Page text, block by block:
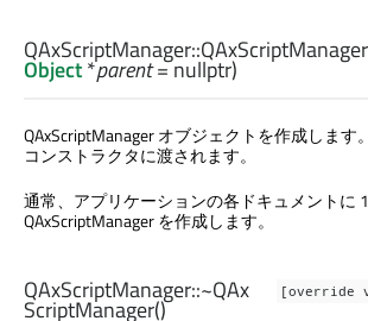
QAxScriptManager::QAxScriptManager
Object*parent= nullptr)
QAxScriptManager オブジェクトを作成します。
コンストラクタに渡されます。
通常、アプリケーションの各ドキュメントに
QAxScriptManager を作成します。
[override
QAxScriptManager::~QAx
ScriptManager()